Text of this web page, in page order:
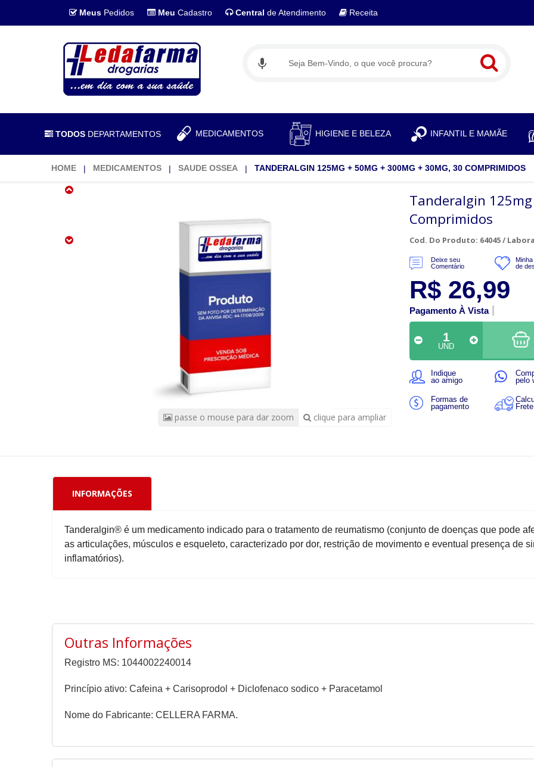
Meus Pedidos Meu Cadastro Central de Atendimento Receita
TODOS DEPARTAMENTOS MEDICAMENTOS HIGIENE E BELEZA INFANTIL E MAMÃE
HOME MEDICAMENTOS SAUDE OSSEA TANDERALGIN 125MG + 50MG + 300MG + 30MG, 30 COMPRIMIDOS
Tanderalgin
passe o mouse para dar zoom clique para ampliar
Tanderalgin
Comprimidos
Cod. Do Produto: 64045 /
Deixe seu
Comentário
de
R$ 26,99
Pagamento À Vista
UND
Indique
ao amigo
pelo
Formas de
pagamento
INFORMAÇÕES
Tanderalgin® é um medicamento indicado para o tratamento de reumatismo (conjunto de doenças que pode
as articulações, músculos e esqueleto, caracterizado por dor, restrição de movimento e eventual presença de
inflamatórios).
Outras Informações
Registro MS: 1044002240014
Princípio ativo: Cafeina + Carisoprodol + Diclofenaco sodico + Paracetamol
Nome do Fabricante: CELLERA FARMA.